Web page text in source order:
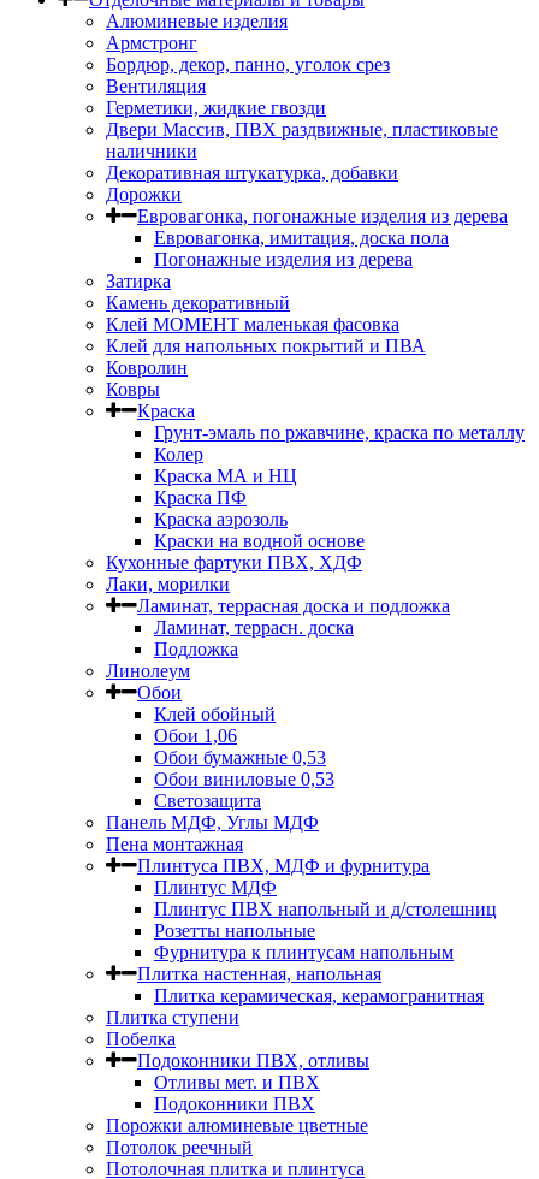
Алюминевые изделия
Армстронг
Бордюр, декор, панно, уголок срез
Вентиляция
Герметики, жидкие гвозди
Двери Массив, ПВХ раздвижные, пластиковые
наличники
Декоративная штукатурка, добавки
Дорожки
Евровагонка, погонажные изделия из дерева
Евровагонка, имитация, доска пола
Погонажные изделия из дерева
Затирка
Камень декоративный
Клей МОМЕНТ маленькая фасовка
Клей для напольных покрытий и ПВА
Ковролин
Ковры
Краска
Грунт-эмаль по ржавчине, краска по металлу
Колер
Краска МА и НЦ
Краска ПФ
Краска аэрозоль
Краски на водной основе
Кухонные фартуки ПВХ, ХДФ
Лаки, морилки
Ламинат, террасная доска и подложка
Ламинат, террасн. доска
Подложка
Линолеум
Обои
Клей обойный
Обои 1,06
Обои бумажные 0,53
Обои виниловые 0,53
Светозащита
Панель МДФ, Углы МДФ
Пена монтажная
Плинтуса ПВХ, МДФ и фурнитура
Плинтус МДФ
Плинтус ПВХ напольный и д/столешниц
Розетты напольные
Фурнитура к плинтусам напольным
Плитка настенная, напольная
Плитка керамическая, керамогранитная
Плитка ступени
Побелка
Подоконники ПВХ, отливы
Отливы мет. и ПВХ
Подоконники ПВХ
Порожки алюминевые цветные
Потолок реечный
Потолочная плитка и плинтуса